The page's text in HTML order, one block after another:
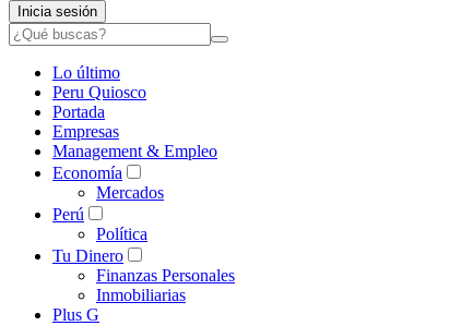
Inicia sesión
Lo último
Peru Quiosco
Portada
Empresas
Management & Empleo
Economía
Mercados
Perú
Política
Tu Dinero
Finanzas Personales
Inmobiliarias
Plus G